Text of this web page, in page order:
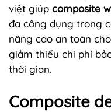
việt giúp composite
đa công dụng trong
nâng cao an toàn
giảm thiểu chi phí
thời gian.
Composite